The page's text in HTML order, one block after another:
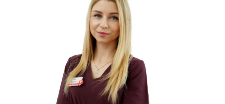
ONKOLOGIA